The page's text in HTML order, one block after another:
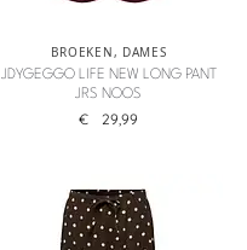
BROEKEN, DAMES
JDYGEGGO LIFE NEW LONG PANT
JRS NOOS
€ 29,99